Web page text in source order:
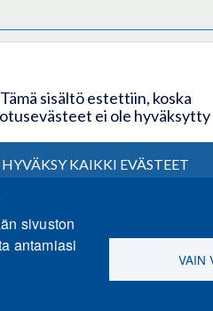
Tämä sisältö estettiin, koska
ei ole hyväksytty
HYVÄKSY KAIKKI EVÄSTEET
sivuston
antamiasi
VAIN